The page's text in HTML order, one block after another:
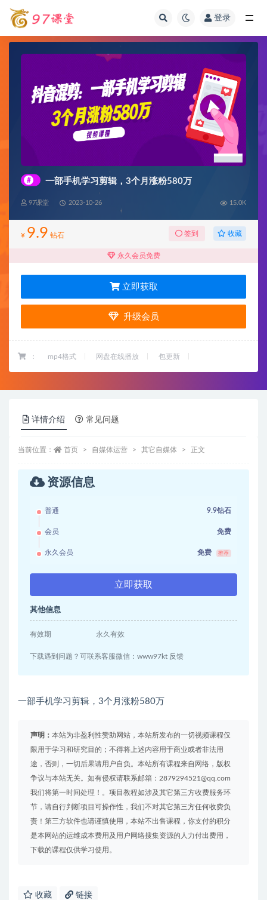
登录
# 一部手机学习剪辑，3个月涨粉580万
97课堂 2023-10-26 15.0K
¥ 9.9 钻石 签到 收藏
永久会员免费
立即获取
升级会员
： mp4格式 网盘在线播放 包更新
详情介绍 常见问题
当前位置： 首页 自媒体运营 其它自媒体 正文
资源信息
普通 9.9钻石
会员 免费
永久会员 免费 推荐
立即获取
其他信息
有效期 永久有效
下载遇到问题？可联系客服微信：www97kt 反馈
一部手机学习剪辑，3个月涨粉580万
声明： 本站为非盈利性赞助网站，本站所发布的一切视频课程仅
限用于学习和研究目的；不得将上述内容用于商业或者非法用
途，否则，一切后果请用户自负。本站所有课程来自网络，版权
争议与本站无关。如有侵权请联系邮箱：2879294521@qq.com
我们将第一时间处理！。项目教程如涉及其它第三方收费服务环
节，请自行判断项目可操作性，我们不对其它第三方任何收费负
责！第三方软件也请谨慎使用，本站不出售课程，你支付的积分
是本网站的运维成本费用及用户网络搜集资源的人力付出费用，
下载的课程仅供学习使用。
收藏 链接